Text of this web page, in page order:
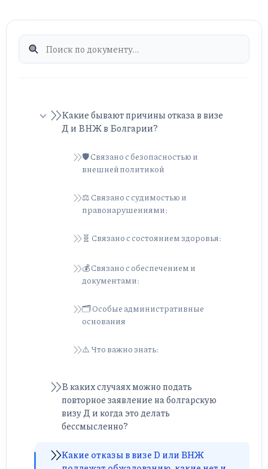
Какие бывают причины отказа в визе
Д и ВНЖ в Болгарии?
🛡️ Связано с безопасностью и
внешней политикой
⚖️ Связано с судимостью и
правонарушениями:
🧬 Связано с состоянием здоровья:
💰 Связано с обеспечением и
документами:
🗂️ Особые административные
основания
⚠️ Что важно знать:
В каких случаях можно подать
повторное заявление на болгарскую
визу Д и когда это делать
бессмысленно?
Какие отказы в визе D или ВНЖ